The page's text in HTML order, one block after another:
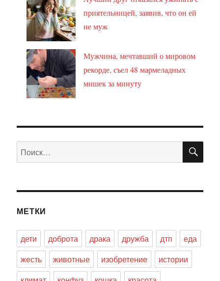
приятельницей, заявив, что он ей
не муж
Мужчина, мечтавший о мировом
рекорде, съел 48 мармеладных
мишек за минуту
Искать:
МЕТКИ
дети доброта драка дружба дтп
еда
жесть
животные изобретение
истории